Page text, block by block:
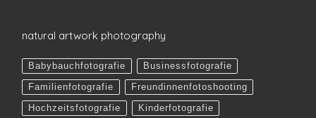
natural artwork photography
Babybauchfotografie Businessfotografie
Familienfotografie Freundinnenfotoshooting
Hochzeitsfotografie Kinderfotografie